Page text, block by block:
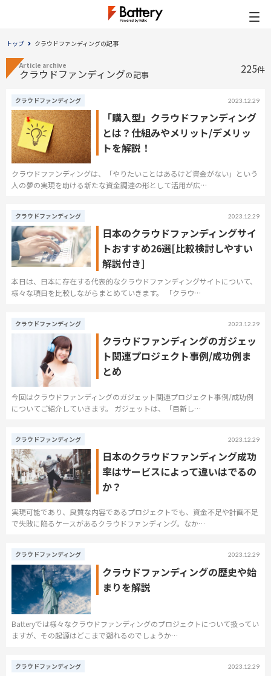
トップ クラウドファンディングの記事
Article archive
クラウドファンディングの記事 225件
クラウドファンディング 2023.12.29
「購入型」クラウドファンディング
とは？仕組みやメリット/デメリッ
トを解説！
クラウドファンディングは、「やりたいことはあるけど資金がない」という
人の夢の実現を助ける新たな資金調達の形として活用が広…
クラウドファンディング 2023.12.29
日本のクラウドファンディングサイ
トおすすめ26選[比較検討しやすい
解説付き]
本日は、日本に存在する代表的なクラウドファンディングサイトについて、
様々な項目を比較しながらまとめていきます。 「クラウ…
クラウドファンディング 2023.12.29
クラウドファンディングのガジェッ
ト関連プロジェクト事例/成功例ま
とめ
今回はクラウドファンディングのガジェット関連プロジェクト事例/成功例
についてご紹介していきます。 ガジェットは、「目新し…
クラウドファンディング 2023.12.29
日本のクラウドファンディング成功
率はサービスによって違いはでるの
か？
実現可能であり、良質な内容であるプロジェクトでも、資金不足や計画不足
で失敗に陥るケースがあるクラウドファンディング。なか…
クラウドファンディング 2023.12.29
クラウドファンディングの歴史や始
まりを解説
Batteryでは様々なクラウドファンディングのプロジェクトについて扱ってい
ますが、その起源はどこまで遡れるのでしょうか…
クラウドファンディング 2023.12.29